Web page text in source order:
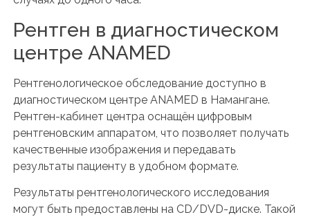
Рентген в диагностическом
центре ANAMED
Рентгенологическое обследование доступно в
диагностическом центре ANAMED в Намангане.
Рентген-кабинет центра оснащён цифровым
рентгеновским аппаратом, что позволяет получать
качественные изображения и передавать
результаты пациенту в удобном формате.
Результаты рентгенологического исследования
могут быть предоставлены на CD/DVD-диске. Такой